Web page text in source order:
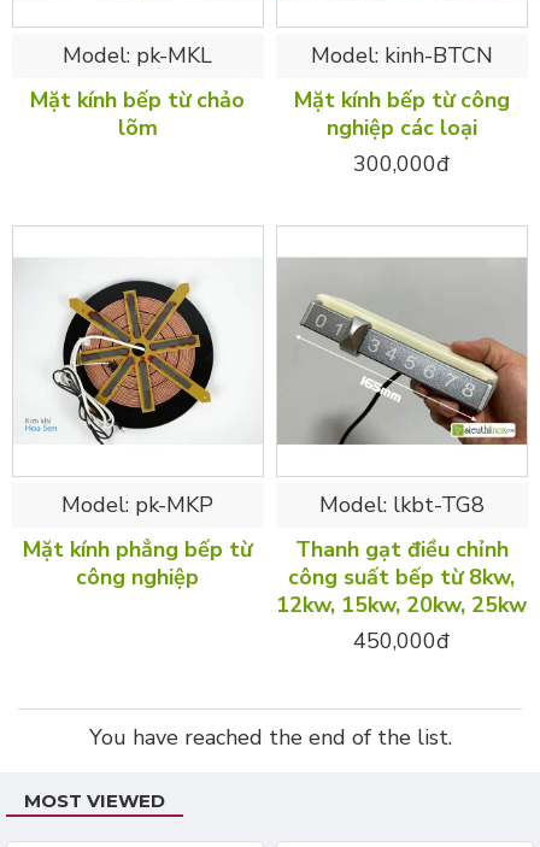
Model: pk-MKL
Mặt kính bếp từ chảo
lõm
Model: kinh-BTCN
Mặt kính bếp từ công
nghiệp các loại
300,000đ
Model: pk-MKP
Mặt kính phẳng bếp từ
công nghiệp
Model: lkbt-TG8
Thanh gạt điều chỉnh
công suất bếp từ 8kw,
12kw, 15kw, 20kw, 25kw
450,000đ
You have reached the end of the list.
MOST VIEWED